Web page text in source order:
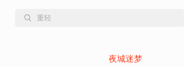
夜城迷梦